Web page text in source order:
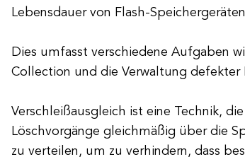
Lebensdauer von Flash-
Dies umfasst verschiedene Aufgaben
Collection und die Verwaltung defekter
Verschleißausgleich ist eine Technik,
Löschvorgänge gleichmäßig über die
zu verteilen, um zu verhindern, dass